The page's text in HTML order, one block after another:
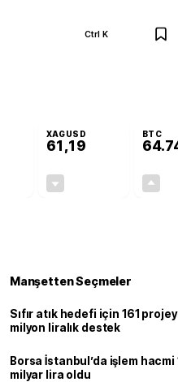
Ctrl K
XAGUSD
61,19
BTC
Manşetten Seçmeler
Sıfır atık hedefi için 161
milyon liralık destek
Borsa İstanbul’da işlem hacmi
milyar lira oldu